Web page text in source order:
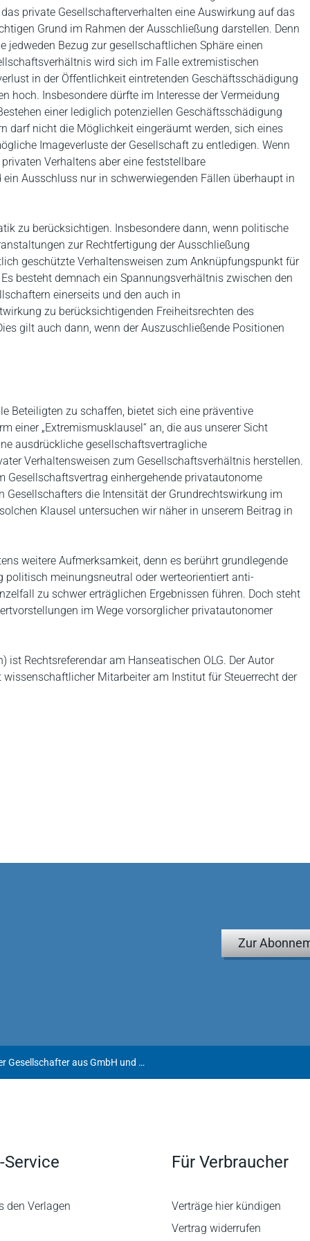
private Gesellschafterverhalten eine Auswirkung auf das
Grund im Rahmen der Ausschließung darstellen. Denn
jedweden Bezug zur gesellschaftlichen Sphäre einen
wird sich im Falle extremistischen
in der Öffentlichkeit eintretenden Geschäftsschädigung
hoch. Insbesondere dürfte im Interesse der Vermeidung
einer lediglich potenziellen Geschäftsschädigung
darf nicht die Möglichkeit eingeräumt werden, sich eines
Imageverluste der Gesellschaft zu entledigen. Wenn
Verhaltens aber eine feststellbare
Ausschluss nur in schwerwiegenden Fällen überhaupt in
zu berücksichtigen. Insbesondere dann, wenn politische
zur Rechtfertigung der Ausschließung
geschützte Verhaltensweisen zum Anknüpfungspunkt für
besteht demnach ein Spannungsverhältnis zwischen den
einerseits und den auch in
zu berücksichtigenden Freiheitsrechten des
gilt auch dann, wenn der Auszuschließende Positionen
Beteiligten zu schaffen, bietet sich eine präventive
einer „Extremismusklausel“ an, die aus unserer Sicht
ausdrückliche gesellschaftsvertragliche
Verhaltensweisen zum Gesellschaftsverhältnis herstellen.
einhergehende privatautonome
Gesellschafters die Intensität der Grundrechtswirkung im
Klausel untersuchen wir näher in unserem Beitrag in
weitere Aufmerksamkeit, denn es berührt grundlegende
meinungsneutral oder werteorientiert anti-
zu schwer erträglichen Ergebnissen führen. Doch steht
im Wege vorsorglicher privatautonomer
ist Rechtsreferendar am Hanseatischen OLG. Der Autor
wissenschaftlicher Mitarbeiter am Institut für Steuerrecht der
Zur
Der Ausschluss extremistischer Gesellschafter aus GmbH und Personengesellschaften
den Verlagen
Für Verbraucher
Verträge hier kündigen
Vertrag widerrufen